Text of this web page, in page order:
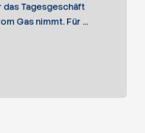
das Tagesgeschäft
Gas nimmt. Für ...